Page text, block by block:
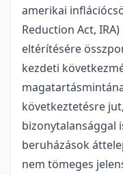
amerikai
Reduction Act,
eltérítésére
kezdeti
következtetésre
bizonytalansággal
beruházások
nem tömeges